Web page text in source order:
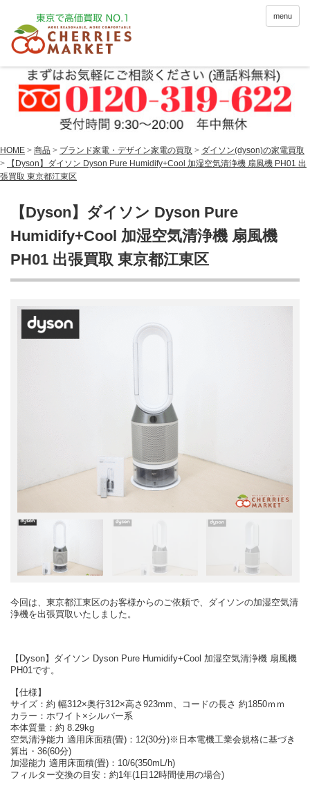
menu
HOME > 商品 > ブランド家電・デザイン家電の買取 > ダイソン(dyson)の家電買取
>
【Dyson】ダイソン Dyson Pure Humidify+Cool 加湿空気清浄機 扇風機 PH01 出
張買取 東京都江東区
【Dyson】ダイソン Dyson Pure
Humidify+Cool 加湿空気清浄機 扇風機
PH01 出張買取 東京都江東区
今回は、東京都江東区のお客様からのご依頼で、ダイソンの加湿空気清
浄機を出張買取いたしました。
【Dyson】ダイソン Dyson Pure Humidify+Cool 加湿空気清浄機 扇風機
PH01です。
【仕様】
サイズ：約 幅312×奥行312×高さ923mm、コードの長さ 約1850ｍｍ
カラー：ホワイト×シルバー系
本体質量：約 8.29kg
空気清浄能力 適用床面積(畳)：12(30分)※日本電機工業会規格に基づき
算出・36(60分)
加湿能力 適用床面積(畳)：10/6(350mL/h)
フィルター交換の目安：約1年(1日12時間使用の場合)